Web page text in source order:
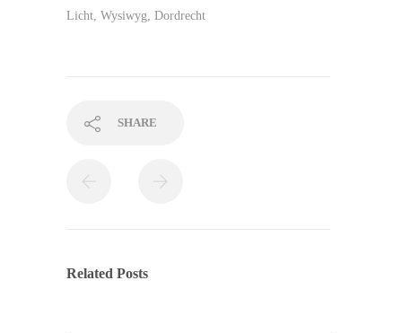
Licht, Wysiwyg, Dordrecht
SHARE
Related Posts